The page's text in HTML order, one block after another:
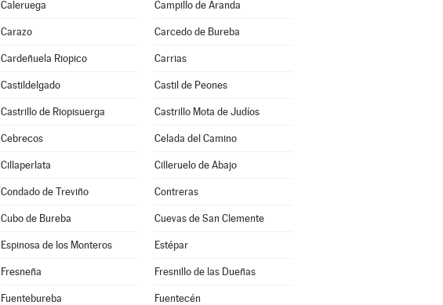
Caleruega Campillo de Aranda
Carazo Carcedo de Bureba
Cardeñuela Riopico Carrias
Castildelgado Castil de Peones
Castrillo de Riopisuerga Castrillo Mota de Judíos
Cebrecos Celada del Camino
Cillaperlata Cilleruelo de Abajo
Condado de Treviño Contreras
Cubo de Bureba Cuevas de San Clemente
Espinosa de los Monteros Estépar
Fresneña Fresnillo de las Dueñas
Fuentebureba Fuentecén